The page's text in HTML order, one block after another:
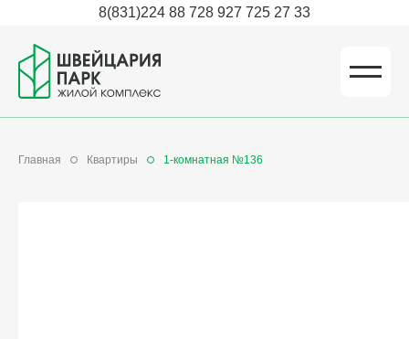
8(831)224 88 728 927 725 27 33
Главная Квартиры 1-комнатная №136